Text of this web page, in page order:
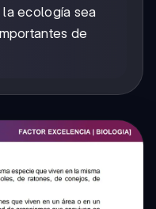
ecología sea
de